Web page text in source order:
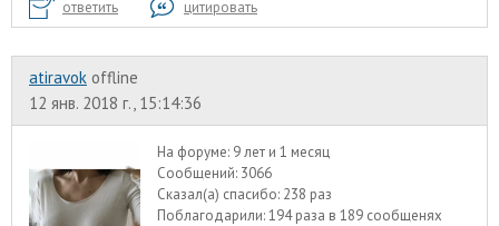
ответить цитировать
atiravok offline
12 янв. 2018 г., 15:14:36
На форуме: 9 лет и 1 месяц
Сообщений: 3066
Сказал(а) спасибо: 238 раз
Поблагодарили:194 раза в 189 сообщенях